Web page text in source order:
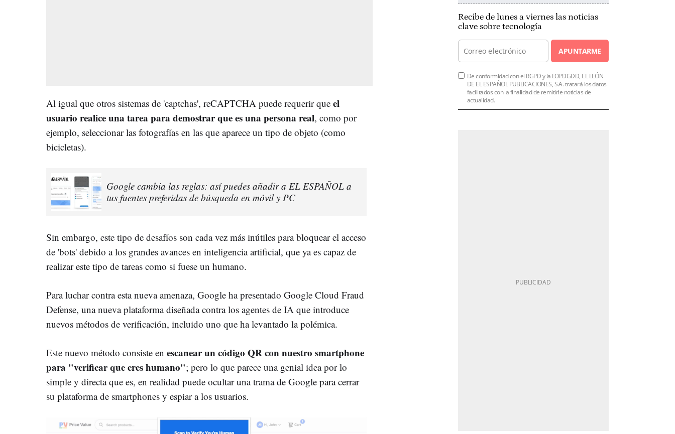
Al igual que otros sistemas de 'captchas', reCAPTCHA puede requerir que el
usuario realice una tarea para demostrar que es una persona real, como por
ejemplo, seleccionar las fotografías en las que aparece un tipo de objeto (como
bicicletas).
Google cambia las reglas: así puedes añadir a EL ESPAÑOL a
tus fuentes preferidas de búsqueda en móvil y PC
Sin embargo, este tipo de desafíos son cada vez más inútiles para bloquear el acceso
de 'bots' debido a los grandes avances en inteligencia artificial, que ya es capaz de
realizar este tipo de tareas como si fuese un humano.
Para luchar contra esta nueva amenaza, Google ha presentado Google Cloud Fraud
Defense, una nueva plataforma diseñada contra los agentes de IA que introduce
nuevos métodos de verificación, incluido uno que ha levantado la polémica.
Este nuevo método consiste en escanear un código QR con nuestro smartphone
para "verificar que eres humano"; pero lo que parece una genial idea por lo
simple y directa que es, en realidad puede ocultar una trama de Google para cerrar
su plataforma de smartphones y espiar a los usuarios.
Recibe de lunes a viernes las noticias
clave sobre tecnología
APUNTARME
De conformidad con el RGPD y la LOPDGDD, EL LEÓN
DE EL ESPAÑOL PUBLICACIONES, S.A. tratará los datos
facilitados con la finalidad de remitirle noticias de
actualidad.